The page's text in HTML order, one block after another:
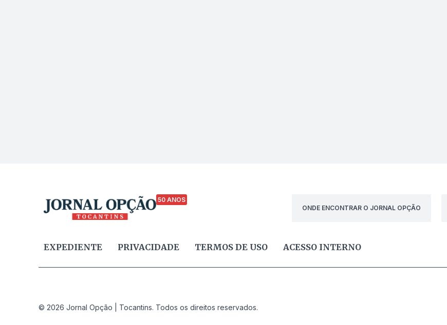
50 ANOS
ONDE ENCONTRAR O JORNAL OPÇÃO
EXPEDIENTE PRIVACIDADE TERMOS DE USO ACESSO INTERNO
© 2026 Jornal Opção | Tocantins. Todos os direitos reservados.